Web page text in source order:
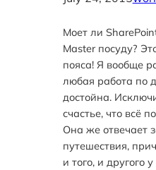
Моет ли
Master посуду?
пояса! Я вообще
любая работа по
достойна.
счастье, что всё
Она же отвечает
путешествия,
и того, и другого